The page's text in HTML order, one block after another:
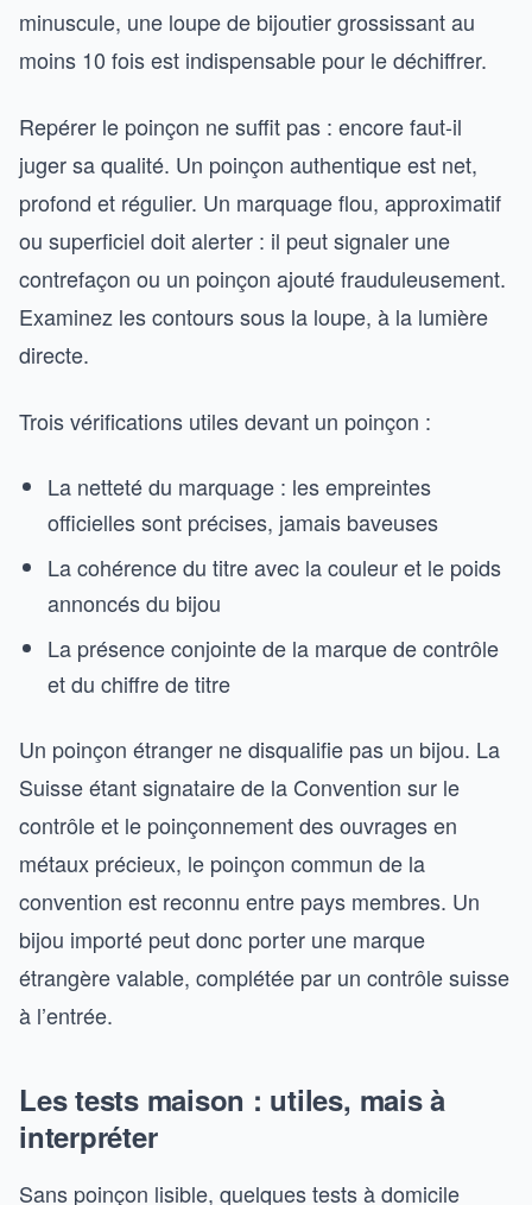
minuscule, une loupe de bijoutier grossissant au
moins 10 fois est indispensable pour le déchiffrer.
Repérer le poinçon ne suffit pas : encore faut-il
juger sa qualité. Un poinçon authentique est net,
profond et régulier. Un marquage flou, approximatif
ou superficiel doit alerter : il peut signaler une
contrefaçon ou un poinçon ajouté frauduleusement.
Examinez les contours sous la loupe, à la lumière
directe.
Trois vérifications utiles devant un poinçon :
La netteté du marquage : les empreintes
officielles sont précises, jamais baveuses
La cohérence du titre avec la couleur et le poids
annoncés du bijou
La présence conjointe de la marque de contrôle
et du chiffre de titre
Un poinçon étranger ne disqualifie pas un bijou. La
Suisse étant signataire de la Convention sur le
contrôle et le poinçonnement des ouvrages en
métaux précieux, le poinçon commun de la
convention est reconnu entre pays membres. Un
bijou importé peut donc porter une marque
étrangère valable, complétée par un contrôle suisse
à l’entrée.
Les tests maison : utiles, mais à
interpréter
Sans poinçon lisible, quelques tests à domicile